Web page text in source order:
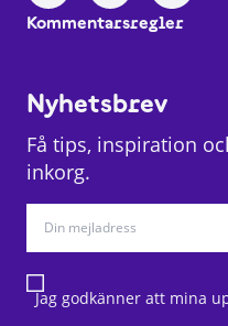
Kommentarsregler
Nyhetsbrev
Få tips, inspiration
inkorg.
Jag godkänner att mina